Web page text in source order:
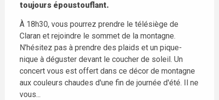
toujours époustouflant.
À 18h30, vous pourrez prendre le télésiège de
Claran et rejoindre le sommet de la montagne.
N'hésitez pas à prendre des plaids et un pique-
nique à déguster devant le coucher de soleil. Un
concert vous est offert dans ce décor de montagne
aux couleurs chaudes d'une fin de journée d'été. Il ne
vous...